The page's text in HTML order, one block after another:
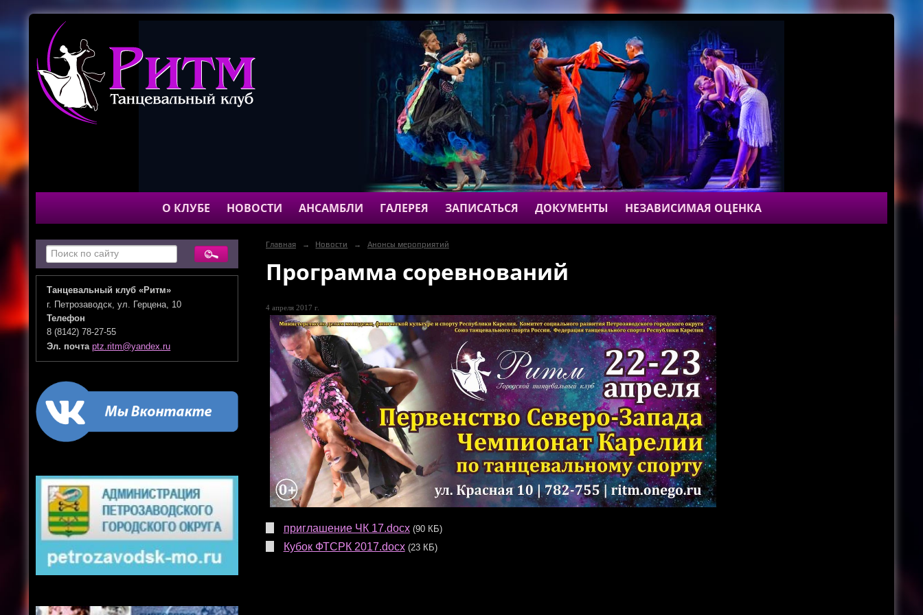
О КЛУБЕ НОВОСТИ АНСАМБЛИ ГАЛЕРЕЯ ЗАПИСАТЬСЯ ДОКУМЕНТЫ НЕЗАВИСИМАЯ ОЦЕНКА
Танцевальный клуб «Ритм»
г. Петрозаводск, ул. Герцена, 10
Телефон
8 (8142) 78-27-55
Эл. почта ptz.ritm@yandex.ru
Главная → Новости → Анонсы мероприятий
Программа соревнований
4 апреля 2017 г.
приглашение ЧК 17.docx (90 КБ)
Кубок ФТСРК 2017.docx (23 КБ)